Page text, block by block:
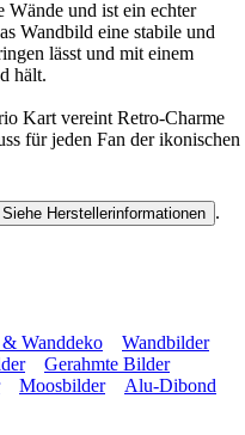
Wände und ist ein echter
Wandbild eine stabile und
lässt und mit einem
hält.
Kart vereint Retro-Charme
für jeden Fan der ikonischen
Siehe Herstellerinformationen .
Wanddeko
Wandbilder
Gerahmte Bilder
Moosbilder
Alu-Dibond